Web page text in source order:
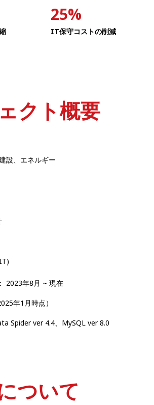
25%
IT保守コストの削減
クト概要​
設、エネルギー
2023年8月 ~ 現在
年1月時点）​
Spider ver 4.4、MySQL ver 8.0
ついて